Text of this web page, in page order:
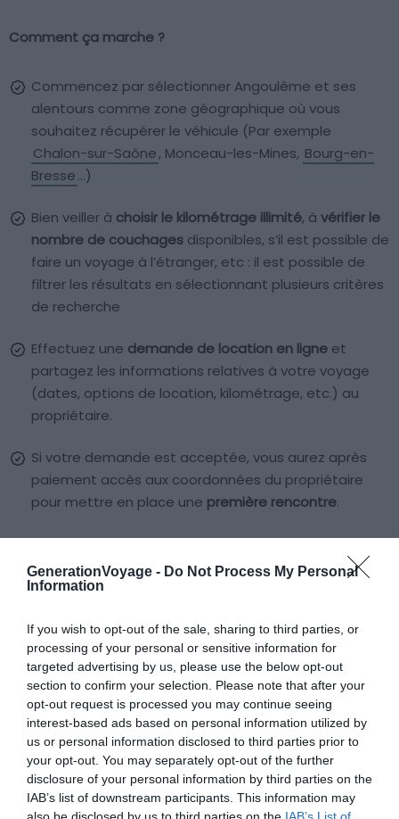
GenerationVoyage - Do Not Process My Personal
Information
If you wish to opt-out of the sale, sharing to third parties, or
processing of your personal or sensitive information for
targeted advertising by us, please use the below opt-out
section to confirm your selection. Please note that after your
opt-out request is processed you may continue seeing
interest-based ads based on personal information utilized by
us or personal information disclosed to third parties prior to
your opt-out. You may separately opt-out of the further
disclosure of your personal information by third parties on the
IAB’s list of downstream participants. This information may
also be disclosed by us to third parties on the IAB’s List of
Comment ça marche ?
Commencez par sélectionner Angoulême et ses
alentours comme zone géographique où vous
souhaitez récupérer le véhicule (Par exemple
Chalon-sur-Saône, Monceau-les-Mines, Bourg-en-
Bresse…)
Bien veiller à choisir le kilométrage illimité, à vérifier le
nombre de couchages disponibles, s’il est possible de
faire un voyage à l’étranger, etc : il est possible de
filtrer les résultats en sélectionnant plusieurs critères
de recherche
Effectuez une demande de location en ligne et
partagez les informations relatives à votre voyage
(dates, options de location, kilométrage, etc.) au
propriétaire.
Si votre demande est acceptée, vous aurez après
paiement accès aux coordonnées du propriétaire
pour mettre en place une première rencontre.
Le jour du départ, présentez votre permis de conduire
et versez lacaution .
location est signé entre les deux parties. Au retour,
après avoir effectué un voyage inoubliable, signez
l’état des lieux de retour et le tour est joué !
Louez un camping-car autour d’Angoulême
Quel est le prix d’une location de